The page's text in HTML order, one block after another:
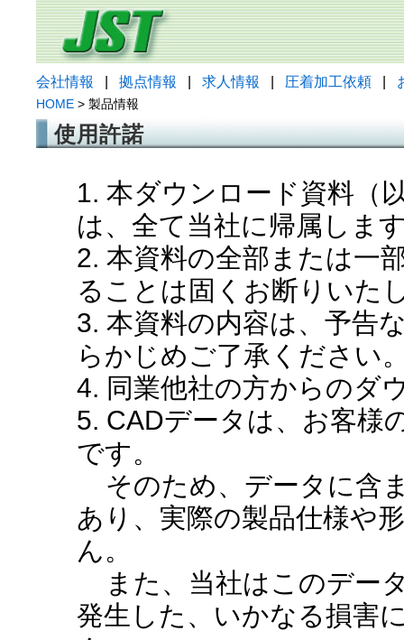
会社情報 拠点情報 求人情報 圧着加工依頼
HOME > 製品情報
使用許諾
1. 本ダウンロード資料（
は、全て当社に帰属しま
2. 本資料の全部または一
ることは固くお断りいた
3. 本資料の内容は、予告
らかじめご了承ください
4. 同業他社の方からのダ
5. CADデータは、お客様
です。
そのため、データに含
あり、実際の製品仕様や
ん。
また、当社はこのデー
発生した、いかなる損害